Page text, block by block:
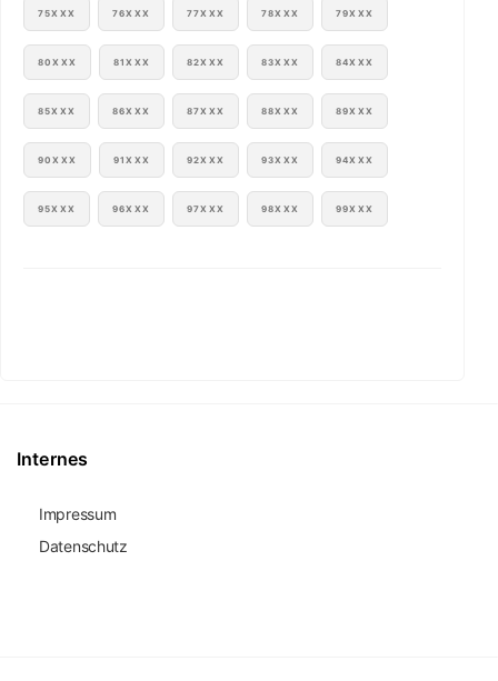
75XXX 76XXX 77XXX 78XXX 79XXX
80XXX 81XXX 82XXX 83XXX 84XXX
85XXX 86XXX 87XXX 88XXX 89XXX
90XXX 91XXX 92XXX 93XXX 94XXX
95XXX 96XXX 97XXX 98XXX 99XXX
Internes
Impressum
Datenschutz